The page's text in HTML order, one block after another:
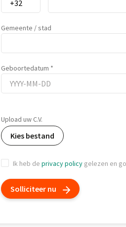
Gemeente / stad
Geboortedatum
Upload uw C.V.
Kies bestand
Ik heb de privacy policy gelezen en
Solliciteer nu